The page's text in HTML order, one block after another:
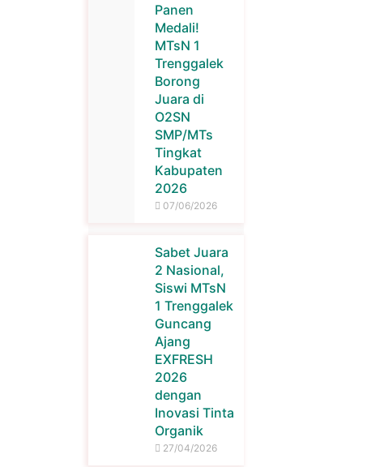
Panen
Medali!
MTsN 1
Trenggalek
Borong
Juara di
O2SN
SMP/MTs
Tingkat
Kabupaten
2026
07/06/2026
Sabet Juara
2 Nasional,
Siswi MTsN
1 Trenggalek
Guncang
Ajang
EXFRESH
2026
dengan
Inovasi Tinta
Organik
27/04/2026